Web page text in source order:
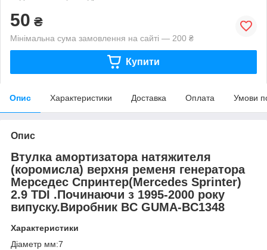
50 ₴
Мінімальна сума замовлення на сайті — 200 ₴
Купити
Опис Характеристики Доставка Оплата Умови
Опис
Втулка амортизатора натяжителя
(коромисла) верхня ременя генератора
Мерседес Спринтер(Mercedes Sprinter)
2.9 TDI .Починаючи з 1995-2000 року
випуску.Виробник BC GUMA-BC1348
Характеристики
Діаметр мм:7